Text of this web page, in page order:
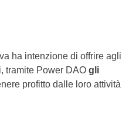
ha intenzione di offrire agli
tramite Power DAO gli
profitto dalle loro attività